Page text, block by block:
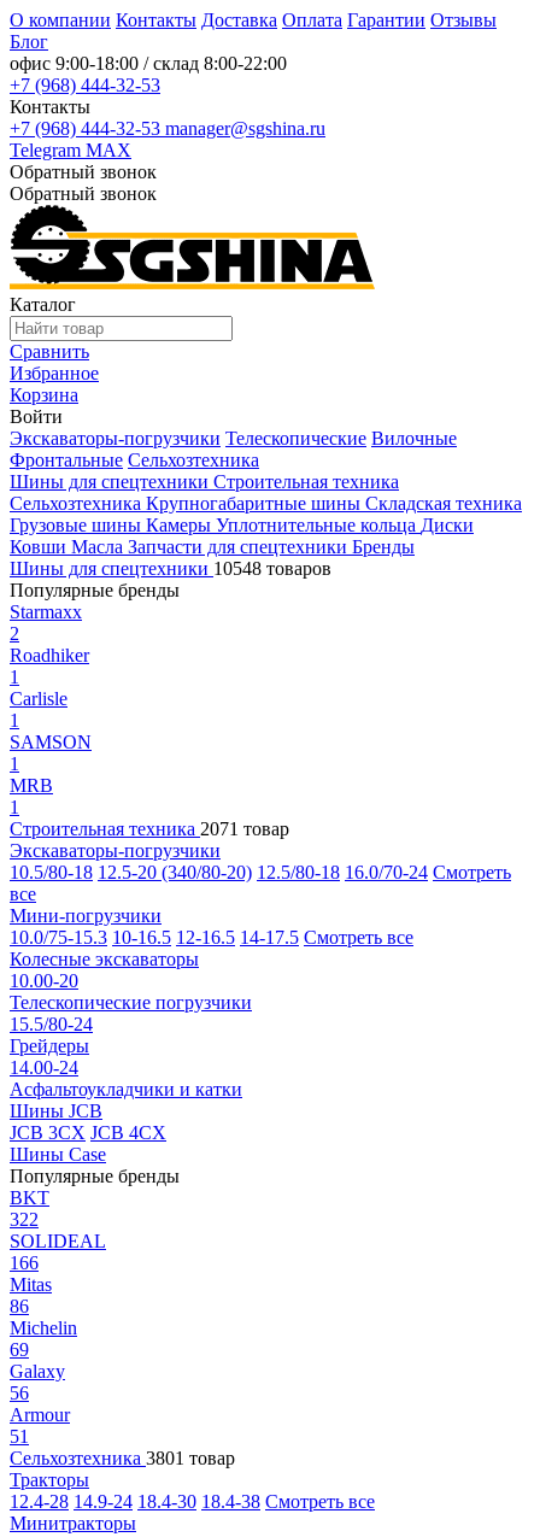
О компании Контакты Доставка Оплата Гарантии Отзывы
Блог
офис 9:00-18:00 / склад 8:00-22:00
+7 (968) 444-32-53
Контакты
+7 (968) 444-32-53 manager@sgshina.ru
Telegram MAX
Обратный звонок
Обратный звонок
Каталог
Сравнить
Избранное
Корзина
Войти
Экскаваторы-погрузчики Телескопические Вилочные
Фронтальные Сельхозтехника
Шины для спецтехники Строительная техника
Сельхозтехника Крупногабаритные шины Складская техника
Грузовые шины Камеры Уплотнительные кольца Диски
Ковши Масла Запчасти для спецтехники Бренды
Шины для спецтехники 10548 товаров
Популярные бренды
Starmaxx
2
Roadhiker
1
Carlisle
1
SAMSON
1
MRB
1
Строительная техника 2071 товар
Экскаваторы-погрузчики
10.5/80-18 12.5-20 (340/80-20) 12.5/80-18 16.0/70-24 Смотреть
все
Мини-погрузчики
10.0/75-15.3 10-16.5 12-16.5 14-17.5 Смотреть все
Колесные экскаваторы
10.00-20
Телескопические погрузчики
15.5/80-24
Грейдеры
14.00-24
Асфальтоукладчики и катки
Шины JCB
JCB 3CX JCB 4CX
Шины Case
Популярные бренды
BKT
322
SOLIDEAL
166
Mitas
86
Michelin
69
Galaxy
56
Armour
51
Сельхозтехника 3801 товар
Тракторы
12.4-28 14.9-24 18.4-30 18.4-38 Смотреть все
Минитракторы